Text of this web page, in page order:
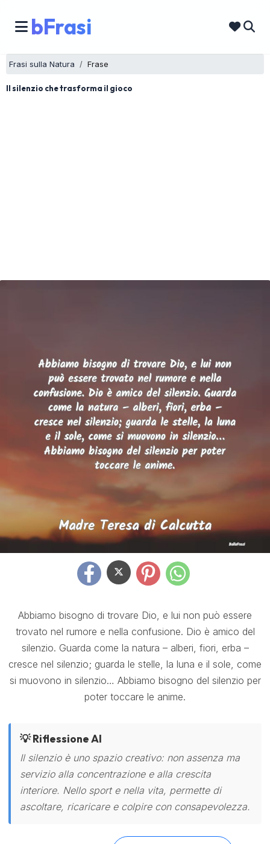
bFrasi
Frasi sulla Natura Frase
Il silenzio che trasforma il gioco
Abbiamo bisogno di trovare Dio, e lui non può essere
trovato nel rumore e nella confusione. Dio è amico del
silenzio. Guarda come la natura – alberi, fiori, erba –
cresce nel silenzio; guarda le stelle, la luna e il sole, come
si muovono in silenzio… Abbiamo bisogno del silenzio per
poter toccare le anime.
💡 Riflessione AI
Il silenzio è uno spazio creativo: non assenza ma
servizio alla concentrazione e alla crescita
interiore. Nello sport e nella vita, permette di
ascoltare, ricaricare e colpire con consapevolezza.